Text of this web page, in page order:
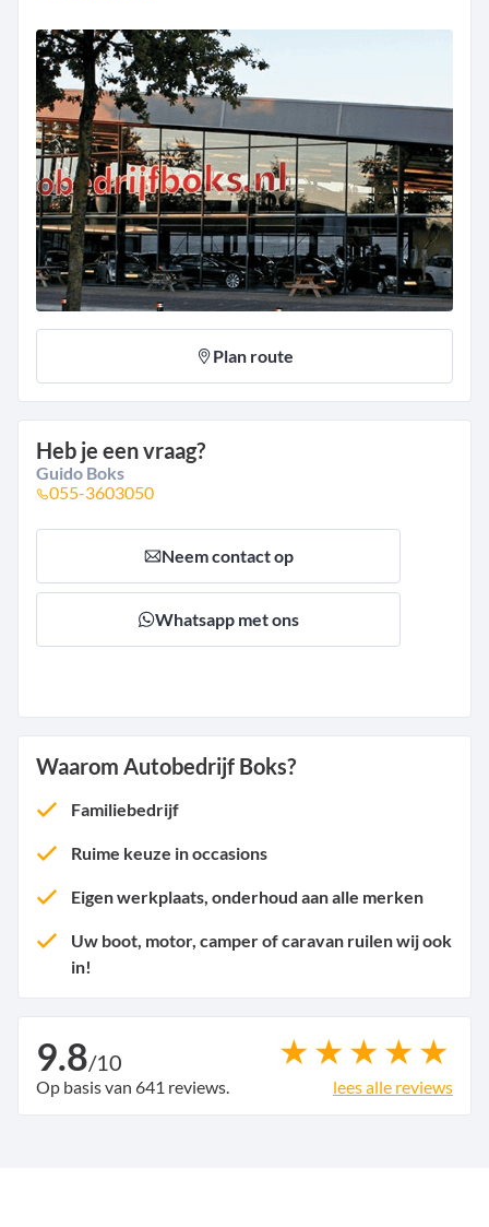
Plan route
Heb je een vraag?
Guido Boks
055-3603050
Neem contact op
Whatsapp met ons
Waarom Autobedrijf Boks?
Familiebedrijf
Ruime keuze in occasions
Eigen werkplaats, onderhoud aan alle merken
Uw boot, motor, camper of caravan ruilen wij ook
in!
9.8/10
Op basis van 641 reviews. lees alle reviews